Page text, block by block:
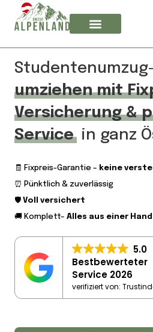
umziehen mit
Versicherung &
Service in ganz
🧾 Fixpreis-Garantie – keine
⏰ Pünktlich & zuverlässig
🛡️ Voll versichert
🚚 Komplett– Alles aus einer Hand
5.0
Bestbewerteter
Service 2026
verifiziert von: